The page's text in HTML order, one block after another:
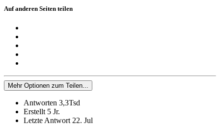
Auf anderen Seiten teilen
Mehr Optionen zum Teilen...
Antworten 3,3Tsd
Erstellt 5 Jr.
Letzte Antwort 22. Jul